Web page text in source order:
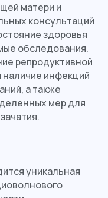
матери и
консультаций
здоровья
обследования.
репродуктивной
инфекций
а также
мер для
уникальная